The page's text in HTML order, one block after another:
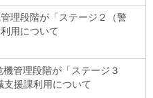
理段階が「ステージ２（警
用について
管理段階が「ステージ３
支援課利用について